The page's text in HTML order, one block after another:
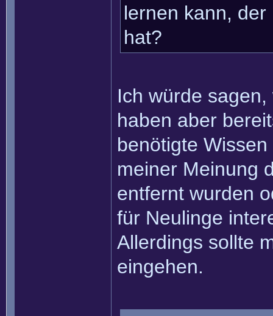
lernen kann,
hat?
Ich würde
haben aber
benötigte
meiner Meinung
entfernt wurden
für Neulinge
Allerdings sollte
eingehen.